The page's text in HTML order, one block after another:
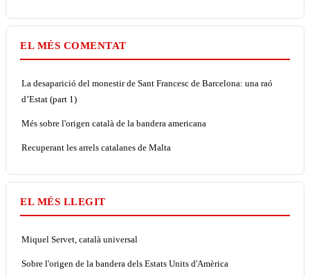
EL MÉS COMENTAT
La desaparició del monestir de Sant Francesc de Barcelona: una raó
d’Estat (part 1)
Més sobre l'origen català de la bandera americana
Recuperant les arrels catalanes de Malta
EL MÉS LLEGIT
Miquel Servet, català universal
Sobre l'origen de la bandera dels Estats Units d'Amèrica